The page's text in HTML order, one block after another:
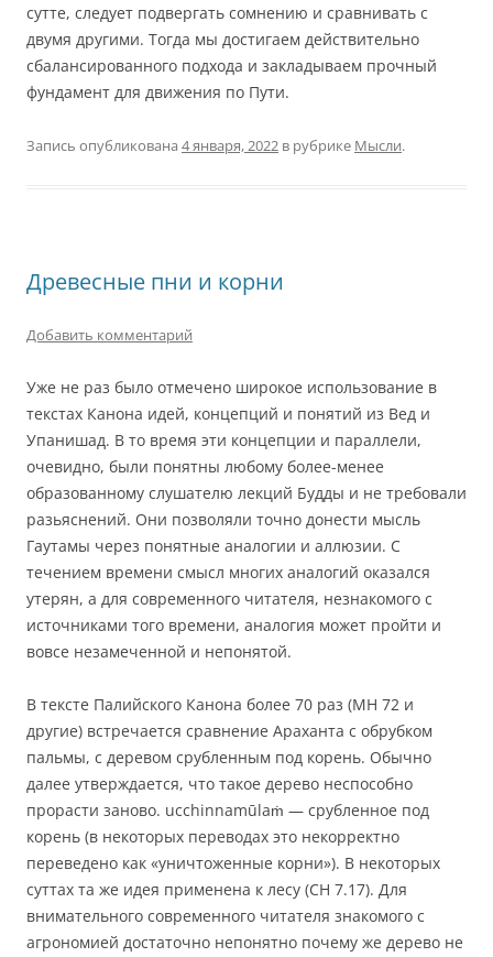
сутте, следует подвергать сомнению и сравнивать с
двумя другими. Тогда мы достигаем действительно
сбалансированного подхода и закладываем прочный
фундамент для движения по Пути.
Запись опубликована 4 января, 2022 в рубрике Мысли.
Древесные пни и корни
Добавить комментарий
Уже не раз было отмечено широкое использование в
текстах Канона идей, концепций и понятий из Вед и
Упанишад. В то время эти концепции и параллели,
очевидно, были понятны любому более-менее
образованному слушателю лекций Будды и не требовали
разьяснений. Они позволяли точно донести мысль
Гаутамы через понятные аналогии и аллюзии. С
течением времени смысл многих аналогий оказался
утерян, а для современного читателя, незнакомого с
источниками того времени, аналогия может пройти и
вовсе незамеченной и непонятой.
В тексте Палийского Канона более 70 раз (МН 72 и
другие) встречается сравнение Араханта с обрубком
пальмы, с деревом срубленным под корень. Обычно
далее утверждается, что такое дерево неспособно
прорасти заново. ucchinnamūlaṁ — срубленное под
корень (в некоторых переводах это некорректно
переведено как «уничтоженные корни»). В некоторых
суттах та же идея применена к лесу (СН 7.17). Для
внимательного современного читателя знакомого с
агрономией достаточно непонятно почему же дерево не